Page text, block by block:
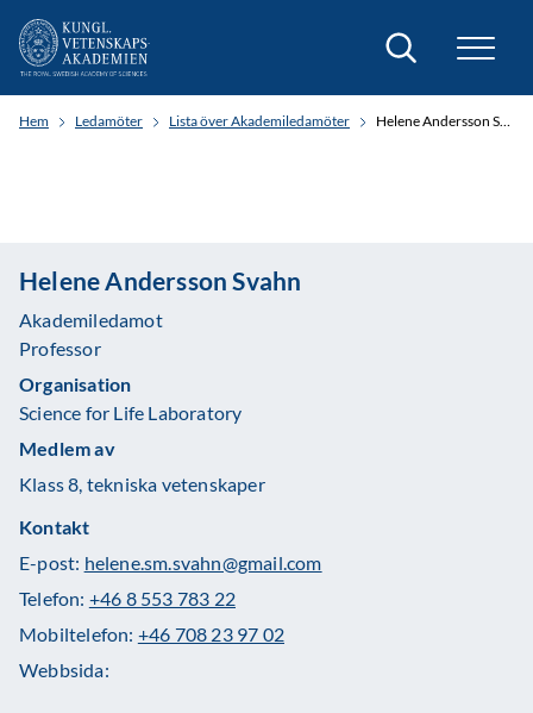
Sök
Hem Ledamöter Lista över Akademiledamöter Helene Andersson Svahn
Helene Andersson Svahn
Akademiledamot
Professor
Organisation
Science for Life Laboratory
Medlem av
Klass 8, tekniska vetenskaper
Kontakt
E-post: helene.sm.svahn@gmail.com
Telefon: +46 8 553 783 22
Mobiltelefon: +46 708 23 97 02
Webbsida: